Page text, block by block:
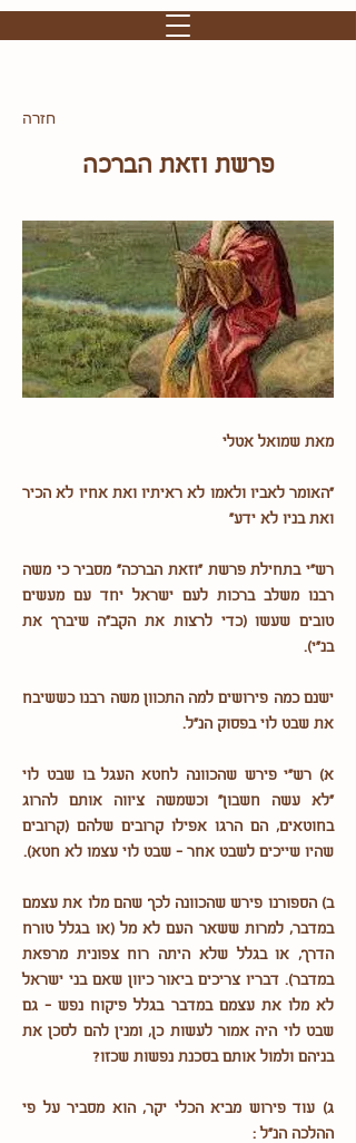
חזרה
פרשת וזאת הברכה
מאת שמואל אטלי
"האומר לאביו ולאמו לא ראיתיו ואת אחיו לא הכיר
ואת בניו לא ידע"
רש"י בתחילת פרשת "וזאת הברכה" מסביר כי משה
רבנו משלב ברכות לעם ישראל יחד עם מעשים
טובים שעשו (כדי לרצות את הקב"ה שיברך את
בנ"י).
ישנם כמה פירושים למה התכוון משה רבנו כששיבח
את שבט לוי בפסוק הנ"ל.
א) רש"י פירש שהכוונה לחטא העגל בו שבט לוי
"לא עשה חשבון" וכשמשה ציווה אותם להרוג
בחוטאים, הם הרגו אפילו קרובים שלהם (קרובים
שהיו שייכים לשבט אחר - שבט לוי עצמו לא חטא).
ב) הספורנו פירש שהכוונה לכך שהם מלו את עצמם
במדבר, למרות ששאר העם לא מל (או בגלל טורח
הדרך, או בגלל שלא היתה רוח צפונית מרפאת
במדבר). דבריו צריכים ביאור כיוון שאם בני ישראל
לא מלו את עצמם במדבר בגלל פיקוח נפש - גם
שבט לוי היה אמור לעשות כן, ומנין להם לסכן את
בניהם ולמול אותם בסכנת נפשות שכזו?
ג) עוד פירוש מביא הכלי יקר, הוא מסביר על פי
ההלכה הנ"ל :